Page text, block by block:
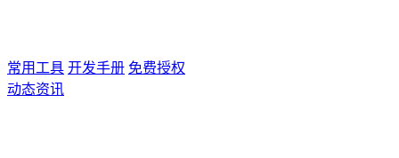
常用工具 开发手册 免费授权
动态资讯